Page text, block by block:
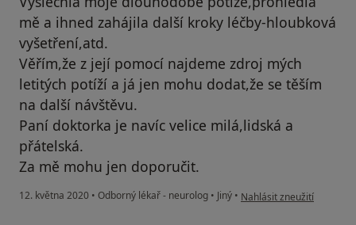
mě a ihned zahájila další kroky léčby-hloubková
vyšetření,atd.
Věřím,že z její pomocí najdeme zdroj mých
letitých potíží a já jen mohu dodat,že se těším
na další návštěvu.
Paní doktorka je navíc velice milá,lidská a
přátelská.
Za mě mohu jen doporučit.
12. května 2020 • Odborný lékař - neurolog • Jiný • podle názoru uživatele
Nahlásit zneužití